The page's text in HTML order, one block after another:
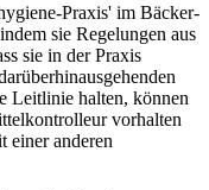
Praxis' im Bäcker-
sie Regelungen aus
sie in der Praxis
Leitlinie halten, können
vorhalten
einer anderen